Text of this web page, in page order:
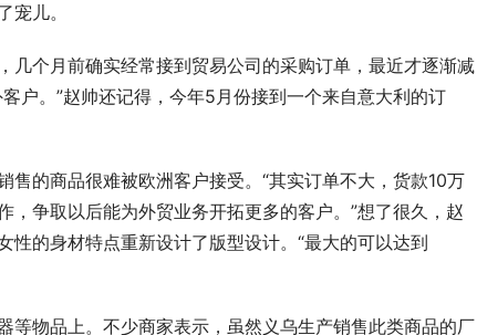
儿。
几个月前确实经常接到贸易公司的采购订单，最近才逐渐减
户。”赵帅还记得，今年5月份接到一个来自意大利的订
的商品很难被欧洲客户接受。“其实订单不大，货款10万
争取以后能为外贸业务开拓更多的客户。”想了很久，赵
的身材特点重新设计了版型设计。“最大的可以达到
等物品上。不少商家表示，虽然义乌生产销售此类商品的厂